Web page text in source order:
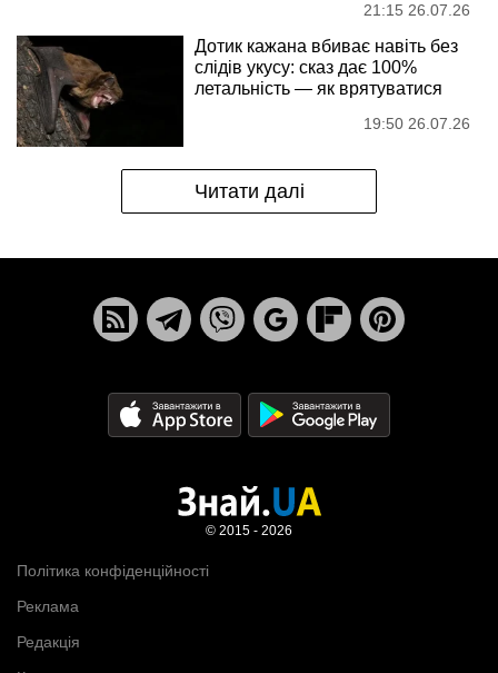
21:15 26.07.26
Дотик кажана вбиває навіть без
слідів укусу: сказ дає 100%
летальність — як врятуватися
19:50 26.07.26
Читати далі
Політика конфіденційності
Реклама
Редакція
© 2015 - 2026